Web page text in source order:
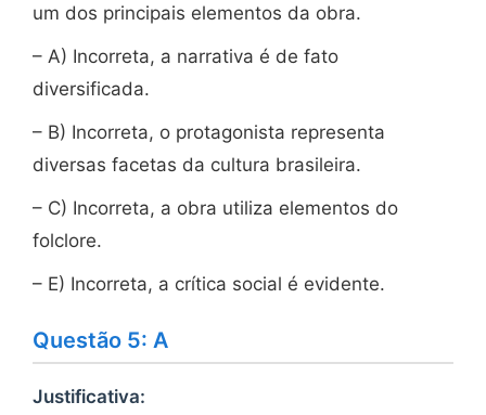
um dos principais elementos da obra.
– A) Incorreta, a narrativa é de fato
diversificada.
– B) Incorreta, o protagonista representa
diversas facetas da cultura brasileira.
– C) Incorreta, a obra utiliza elementos do
folclore.
– E) Incorreta, a crítica social é evidente.
Questão 5: A
Justificativa: